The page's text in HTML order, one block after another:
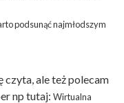
podsunąć najmłodszym
czyta, ale też polecam
np tutaj: Wirtualna